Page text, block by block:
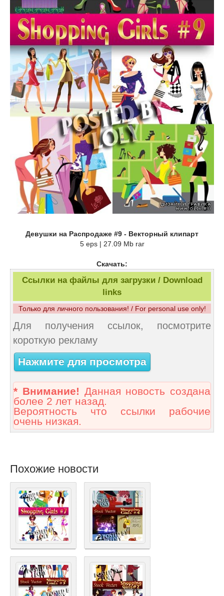
Девушки на Распродаже #9 - Векторный клипарт
5 eps | 27.09 Mb rar
Скачать:
Ссылки на файлы для загрузки / Download
links
Только для личного пользования! / For personal use only!
Для получения ссылок, посмотрите
короткую рекламу
Нажмите для просмотра
* Внимание! Данная новость создана
более 2 лет назад.
Вероятность что ссылки рабочие
очень низкая.
Похожие новости